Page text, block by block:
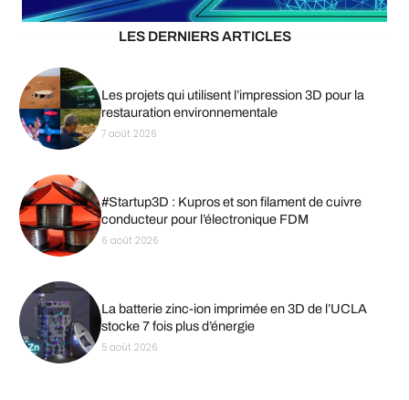
LES DERNIERS ARTICLES
Les projets qui utilisent l’impression 3D pour la
restauration environnementale
7 août 2026
#Startup3D : Kupros et son filament de cuivre
conducteur pour l’électronique FDM
6 août 2026
La batterie zinc-ion imprimée en 3D de l’UCLA
stocke 7 fois plus d’énergie
5 août 2026